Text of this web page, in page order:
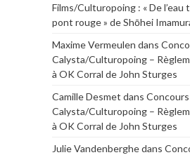
Films/Culturopoing : « De l’eau
pont rouge » de Shōhei
Maxime Vermeulen dans
Calysta/Culturopoing –
à OK Corral de John Sturges
Camille Desmet dans
Calysta/Culturopoing –
à OK Corral de John Sturges
Julie Vandenberghedans